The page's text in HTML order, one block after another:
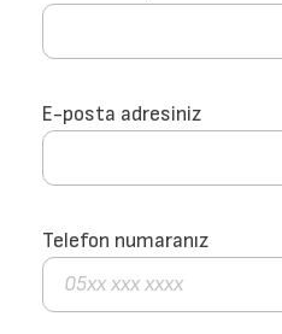
E-posta adresiniz
Telefon numaranız